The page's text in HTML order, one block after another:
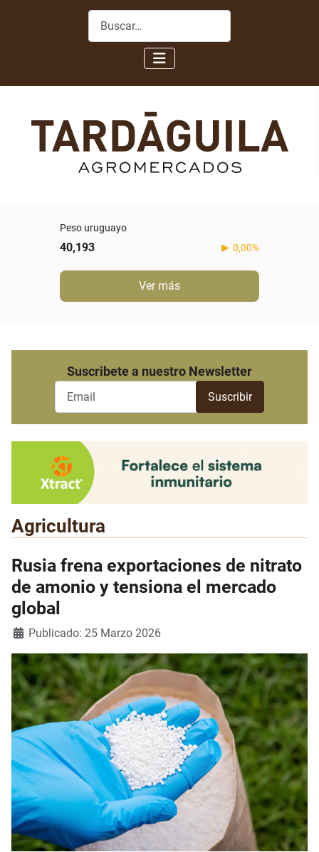
Buscar
Peso uruguayo
40,193 0,00%
Ver más
Suscribete a nuestro Newsletter
Agricultura
Rusia frena exportaciones de nitrato
de amonio y tensiona el mercado
global
Detalles
Publicado: 25 Marzo 2026